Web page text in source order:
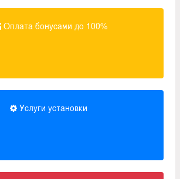
Оплата бонусами до 100%
Услуги установки